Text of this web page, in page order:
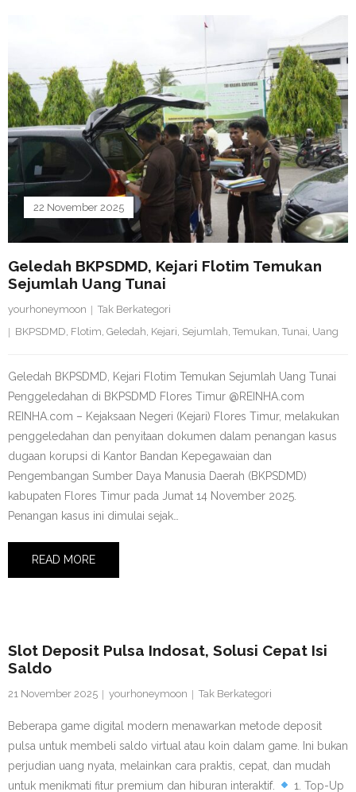
Geledah BKPSDMD, Kejari Flotim Temukan
Sejumlah Uang Tunai
22 November 2025
yourhoneymoon
Tak Berkategori
BKPSDMD Flotim Geledah Kejari Sejumlah Temukan Tunai Uang
Geledah BKPSDMD, Kejari Flotim Temukan Sejumlah Uang Tunai
Penggeledahan di BKPSDMD Flores Timur @REINHA.com
REINHA.com – Kejaksaan Negeri (Kejari) Flores Timur, melakukan
penggeledahan dan penyitaan dokumen dalam penangan kasus
dugaan korupsi di Kantor Bandan Kepegawaian dan
Pengembangan Sumber Daya Manusia Daerah (BKPSDMD)
kabupaten Flores Timur pada Jumat 14 November 2025.
Penangan kasus ini dimulai sejak…
READ MORE
Slot Deposit Pulsa Indosat, Solusi Cepat Isi
Saldo
21 November 2025 yourhoneymoon Tak Berkategori
Beberapa game digital modern menawarkan metode deposit
pulsa untuk membeli saldo virtual atau koin dalam game. Ini bukan
perjudian uang nyata, melainkan cara praktis, cepat, dan mudah
untuk menikmati fitur premium dan hiburan interaktif.
1. Top-Up